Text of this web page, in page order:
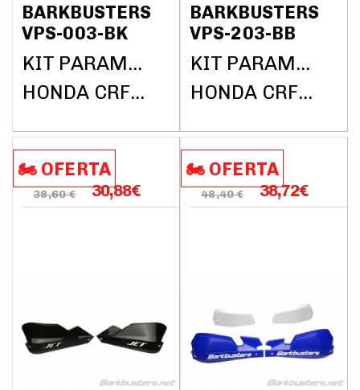
BARKBUSTERS
VPS-003-BK
KIT PARAMANOS BARKBUSTERS (SIN BARRAS)
HONDA CRF1000L AFRICA TWIN DCT ABS 2018
BARKBUSTERS
VPS-203-BB
KIT PARAMANOS BARKBUSTERS (SIN BARRAS)
HONDA CRF1000L AFRICA TWIN DCT ABS 2018
🏍️​​ OFERTA
38,60 € 30,88€
🏍️​​ OFERTA
48,40 € 38,72€